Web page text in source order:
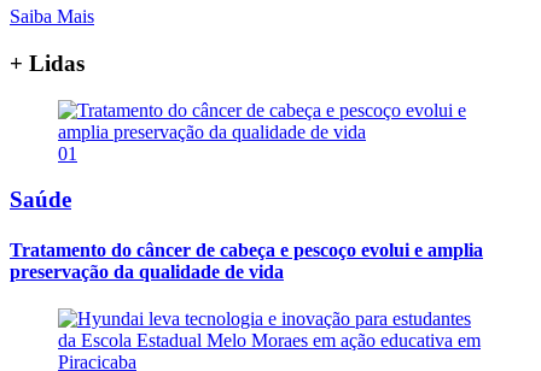
Saiba Mais
+ Lidas
01
Saúde
Tratamento do câncer de cabeça e pescoço evolui e amplia
preservação da qualidade de vida